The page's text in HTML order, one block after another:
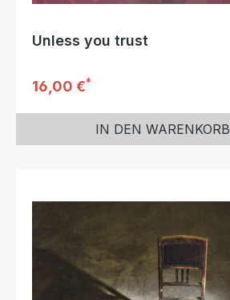
Unless you trust
Regulärer Preis:
16,00 €*
IN DEN WARENKORB